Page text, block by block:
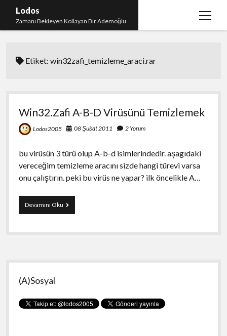
Lodos
Zamanı Bekleyen Kollayan Bir Ademoğlu
menüyü
test
Etiket:win32zafi_temizleme_araci.rar
Win32.Zafi A-B-D Virüsünü Temizlemek
Lodos2005 08 Şubat 2011 2 Yorum
bu virüsün 3 türü olup A-b-d isimlerindedir. aşagıdaki
vereceğim temizleme aracını sizde hangi türevi varsa
onu çalıştırın. peki bu virüs ne yapar? ilk öncelikle A…
Devamını OkuWin32.Zafi
A-
D
Yan
Menü
(A)Sosyal